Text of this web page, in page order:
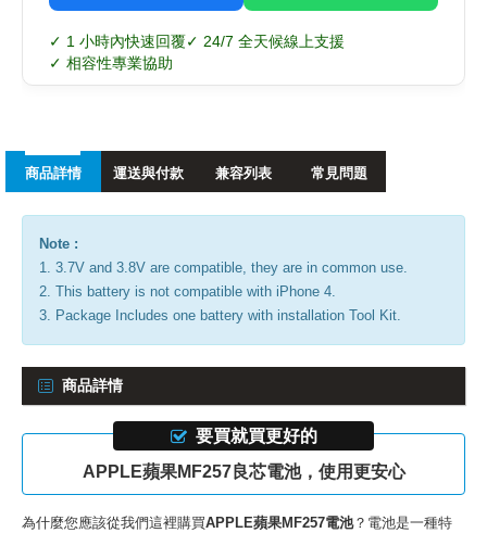
✓ 1 小時內快速回覆✓ 24/7 全天候線上支援
✓ 相容性專業協助
商品詳情 運送與付款 兼容列表 常見問題
Note :
1. 3.7V and 3.8V are compatible, they are in common use.
2. This battery is not compatible with iPhone 4.
3. Package Includes one battery with installation Tool Kit.
商品詳情
要買就買更好的
APPLE蘋果MF257良芯電池，使用更安心
為什麼您應該從我們這裡購買APPLE蘋果MF257電池？電池是一種特